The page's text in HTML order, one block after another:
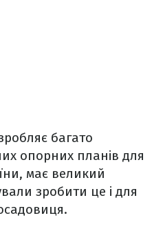
багато
опорних планів для
має великий
зробити це і для